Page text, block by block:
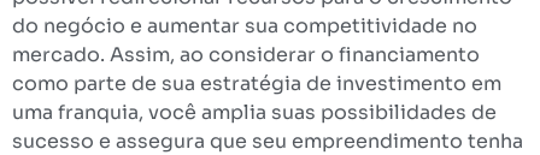
do negócio e aumentar sua competitividade no
mercado. Assim, ao considerar o financiamento
como parte de sua estratégia de investimento em
uma franquia, você amplia suas possibilidades de
sucesso e assegura que seu empreendimento tenha